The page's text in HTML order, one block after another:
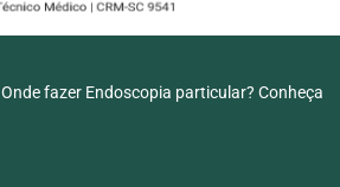
Onde fazer Endoscopia particular? Conheça